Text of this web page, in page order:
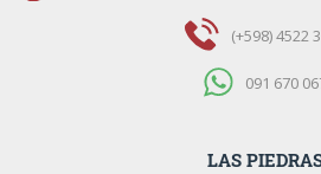
(+598) 4522
091 670
LAS